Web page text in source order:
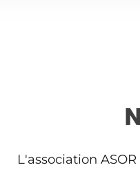
L'association